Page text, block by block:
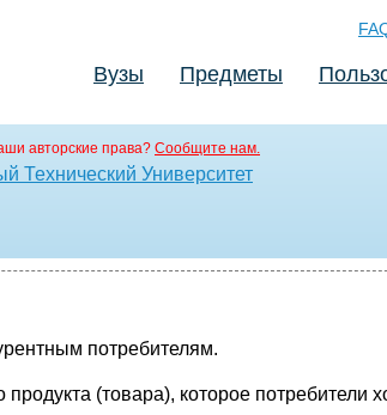
Вузы Предметы
авторские права? Сообщите нам.
Технический Университет
потребителям.
(товара), которое